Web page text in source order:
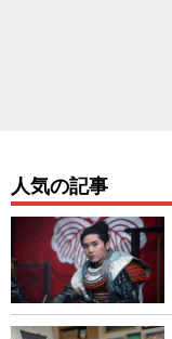
人気の記事